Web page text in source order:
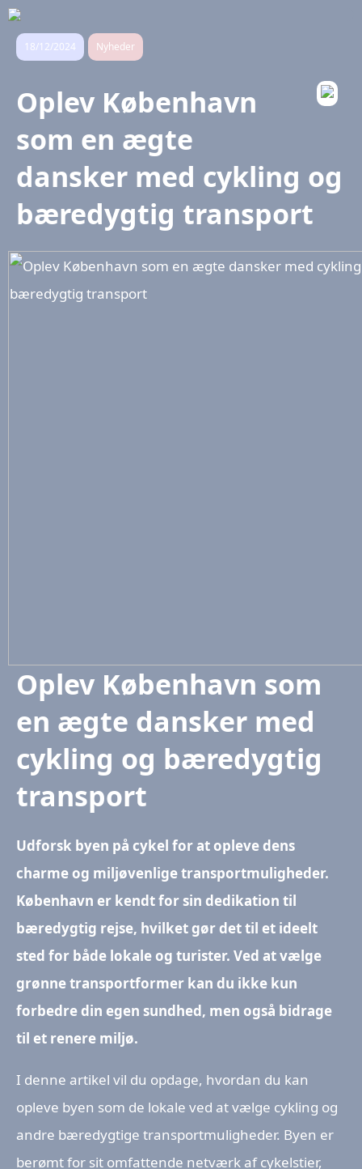
18/12/2024 Nyheder
Oplev København
som en ægte
dansker med cykling og
bæredygtig transport
Oplev København som
en ægte dansker med
cykling og bæredygtig
transport
Udforsk byen på cykel for at opleve dens
charme og miljøvenlige transportmuligheder.
København er kendt for sin dedikation til
bæredygtig rejse, hvilket gør det til et ideelt
sted for både lokale og turister. Ved at vælge
grønne transportformer kan du ikke kun
forbedre din egen sundhed, men også bidrage
til et renere miljø.
I denne artikel vil du opdage, hvordan du kan
opleve byen som de lokale ved at vælge cykling og
andre bæredygtige transportmuligheder. Byen er
berømt for sit omfattende netværk af cykelstier,